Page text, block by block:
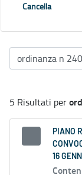
Cancella
5 Risultati per
PIANO
16